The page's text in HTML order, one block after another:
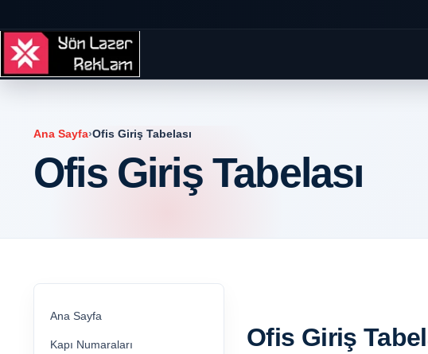
Ana Sayfa›Ofis Giriş Tabelası
Ofis Giriş Tabelası
Ana Sayfa
Kapı Numaraları
Ofis Giriş